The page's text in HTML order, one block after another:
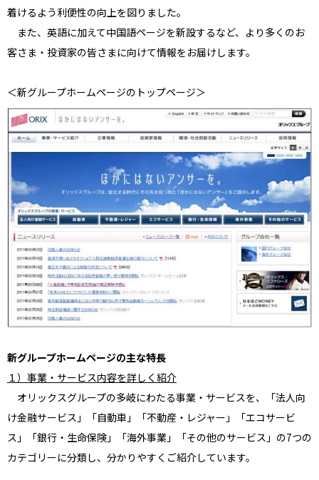
着けるよう利便性の向上を図りました。
また、英語に加えて中国語ページを新設するなど、より多くのお
客さま・投資家の皆さまに向けて情報をお届けします。
＜新グループホームページのトップページ＞
新グループホームページの主な特長
１）事業・サービス内容を詳しく紹介
オリックスグループの多岐にわたる事業・サービスを、「法人向
け金融サービス」「自動車」「不動産・レジャー」「エコサービ
ス」「銀行・生命保険」「海外事業」「その他のサービス」の7つの
カテゴリーに分類し、分かりやすくご紹介しています。